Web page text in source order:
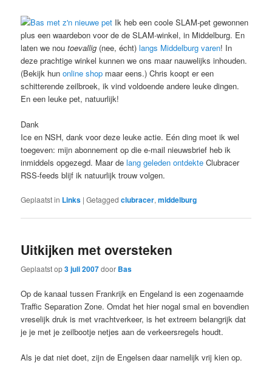
Ik heb een coole SLAM-pet gewonnen
plus een waardebon voor de de SLAM-winkel, in Middelburg. En
laten we noutoevallig (nee, écht)langs Middelburg varen! In
deze prachtige winkel kunnen we ons maar nauwelijks inhouden.
(Bekijk hunonline shop maar eens.) Chris koopt er een
schitterende zeilbroek, ik vind voldoende andere leuke dingen.
En een leuke pet, natuurlijk!
Dank
Ice en NSH, dank voor deze leuke actie. Eén ding moet ik wel
toegeven: mijn abonnement op die e-mail nieuwsbrief heb ik
inmiddels opgezegd. Maar delang geleden ontdekte Clubracer
RSS-feeds blijf ik natuurlijk trouw volgen.
Geplaatst in Links |Getagged clubracer,middelburg
Uitkijken met oversteken
Geplaatst op3 juli 2007door Bas
Op de kanaal tussen Frankrijk en Engeland is een zogenaamde
Traffic Separation Zone. Omdat het hier nogal smal en bovendien
vreselijk druk is met vrachtverkeer, is het extreem belangrijk dat
je je met je zeilbootje netjes aan de verkeersregels houdt.
Als je dat niet doet, zijn de Engelsen daar namelijk vrij kien op.